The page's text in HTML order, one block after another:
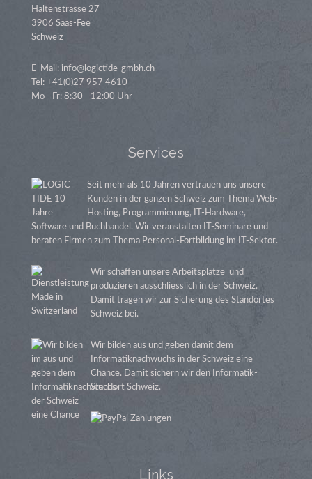
Haltenstrasse 27
3906 Saas-Fee
Schweiz
E-Mail: info@logictide-gmbh.ch
Tel: +41(0)27 957 4610
Mo - Fr: 8:30 - 12:00 Uhr
Services
Seit mehr als 10 Jahren vertrauen uns unsere
Kunden in der ganzen Schweiz zum Thema Web-
Hosting, Programmierung, IT-Hardware,
Software und Buchhandel. Wir veranstalten IT-Seminare und
beraten Firmen zum Thema Personal-Fortbildung im IT-Sektor.
Wir schaffen unsere Arbeitsplätze und
produzieren ausschliesslich in der Schweiz.
Damit tragen wir zur Sicherung des Standortes
Schweiz bei.
Wir bilden aus und geben damit dem
Informatiknachwuchs in der Schweiz eine
Chance. Damit sichern wir den Informatik-
Standort Schweiz.
Links